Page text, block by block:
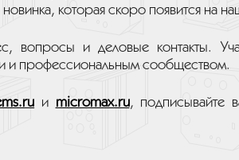
которая скоро появится на
вопросы и деловые контакты.
и профессиональным сообществом.
и micromax.ru, подписывайте